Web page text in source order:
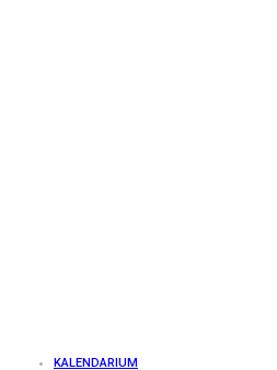
KALENDARIUM